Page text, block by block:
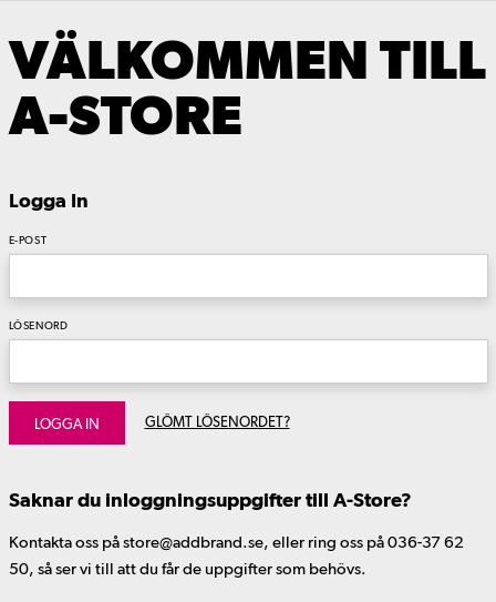
VÄLKOMMEN TILL
A-STORE
Logga In
E-POST
LÖSENORD
LOGGA IN GLÖMT LÖSENORDET?
Saknar du inloggningsuppgifter till A-Store?
Kontakta oss på store@addbrand.se, eller ring oss på 036-37 62
50, så ser vi till att du får de uppgifter som behövs.